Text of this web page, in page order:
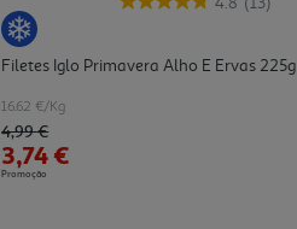
Filetes Iglo Primavera Alho E Ervas 225g
16.62 €/Kg
Price reduced from
4,99 €to
3,74 €
Promoção